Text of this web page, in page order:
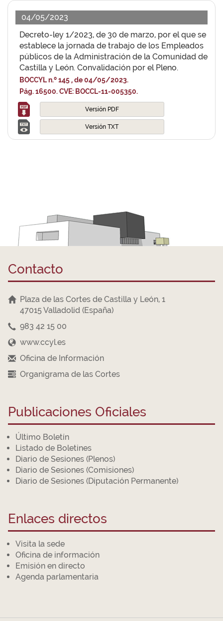
04/05/2023
Decreto-ley 1/2023, de 30 de marzo, por el que se
establece la jornada de trabajo de los Empleados
públicos de la Administración de la Comunidad de
Castilla y León. Convalidación por el Pleno.
BOCCYL n.º 145 , de 04/05/2023.
Pág. 16500. CVE: BOCCL-11-005350.
Versión PDF
Versión TXT
Contacto
Plaza de las Cortes de Castilla y León, 1
47015 Valladolid (España)
983 42 15 00
www.ccyl.es
Oficina de Información
Organigrama de las Cortes
Publicaciones Oficiales
Último Boletín
Listado de Boletines
Diario de Sesiones (Plenos)
Diario de Sesiones (Comisiones)
Diario de Sesiones (Diputación Permanente)
Enlaces directos
Visita la sede
Oficina de información
Emisión en directo
Agenda parlamentaria